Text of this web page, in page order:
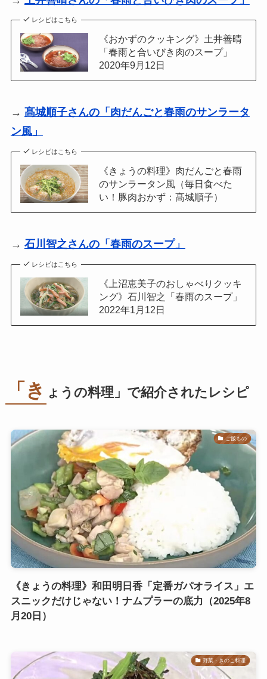
レシピはこちら
《おかずのクッキング》土井善晴
「春雨と合いびき肉のスープ」
2020年9月12日
→ 髙城順子さんの「肉だんごと春雨のサンラータ
ン風」
レシピはこちら
《きょうの料理》肉だんごと春雨
のサンラータン風（毎日食べた
い！豚肉おかず：髙城順子）
→ 石川智之さんの「春雨のスープ」
レシピはこちら
《上沼恵美子のおしゃべりクッキ
ング》石川智之「春雨のスープ」
2022年1月12日
「き ょうの料理」で紹介されたレシピ
ご飯もの
《きょうの料理》和田明日香「定番ガパオライス」エ
スニックだけじゃない！ナムプラーの底力（2025年8
月20日）
野菜・きのこ料理